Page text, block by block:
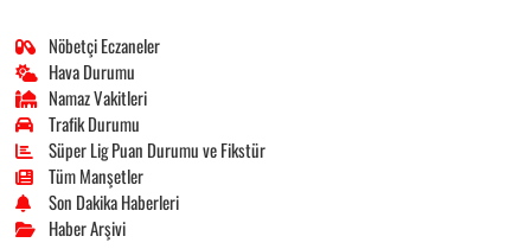
Nöbetçi Eczaneler
Hava Durumu
Namaz Vakitleri
Trafik Durumu
Süper Lig Puan Durumu ve Fikstür
Tüm Manşetler
Son Dakika Haberleri
Haber Arşivi